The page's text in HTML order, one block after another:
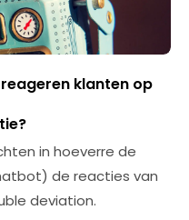
klanten op
in hoeverre de
de reacties van
deviation.